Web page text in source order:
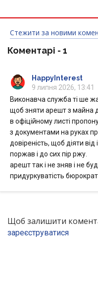
Стежити за новими
Коментарі - 1
HappyInterest
9 липня 2026, 13:41
Виконавча служба ті ше
щоб зняти арешт з майна
в офіційному листі
з документами на руках
довіреність, щоб діяти
поржав і до сих пір ржу.
арешт так і не зняв і не
придуркуватість
Щоб залишити
зареєструватися